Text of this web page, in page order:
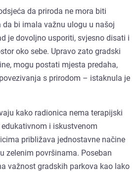
da priroda ne mora biti
bi imala važnu ulogu u našoj
je dovoljno usporiti, svjesno disati i
oko sebe. Upravo zato gradski
mogu postati mjesta predaha,
s prirodom – istaknula je
kako radionica nema terapijski
edukativnom i iskustvenom
približava jednostavne načine
zelenim površinama. Poseban
važnost gradskih parkova kao lako